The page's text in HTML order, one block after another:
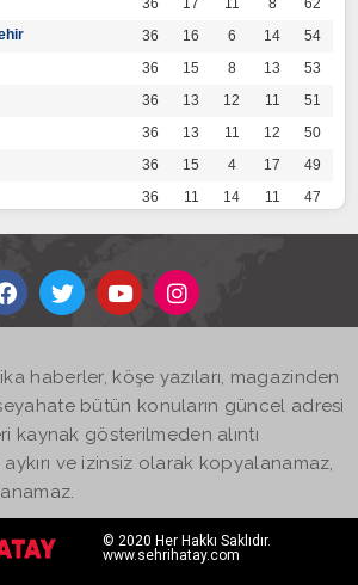
36 17 11 8
62
36 16 6 14
54
36 15 8 13
53
36 13 12 11
51
36 13 11 12
50
36 15 4 17
49
36 11 14 11
47
36 12
36 11 12 13
45
17
36
haberler, köşe yazıları, magazinden
bütün konuların güncel adresi
kaynak gösterilmeden alıntı
ve izinsiz olarak kopyalanamaz,
© 2020 Her Hakkı Saklıdır.
www.sehrihatay.com